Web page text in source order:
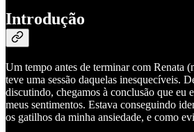
Introdução
Um tempo antes de terminar com Renata
teve uma sessão daquelas inesquecíveis.
discutindo, chegamos à conclusão que eu
meus sentimentos. Estava conseguindo
os gatilhos da minha ansiedade, e como